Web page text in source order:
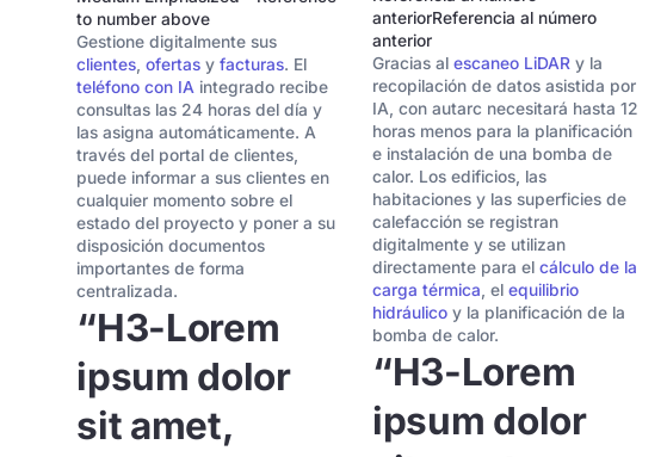
to number above
Gestione digitalmente sus
clientes,ofertas yfacturas. El
teléfono con IA integrado recibe
consultas las 24 horas del día y
las asigna automáticamente. A
través del portal de clientes,
puede informar a sus clientes en
cualquier momento sobre el
estado del proyecto y poner a su
disposición documentos
importantes de forma
centralizada.
“H3-Lorem
ipsum dolor
sit amet,
anteriorReferencia al número
anterior
Gracias alescaneo LiDAR y la
recopilación de datos asistida por
IA, con autarc necesitará hasta 12
horas menos para la planificación
e instalación de una bomba de
calor. Los edificios, las
habitaciones y las superficies de
calefacción se registran
digitalmente y se utilizan
directamente para elcálculo de la
carga térmica , elequilibrio
hidráulico y la planificación de la
bomba de calor.
“H3-Lorem
ipsum dolor